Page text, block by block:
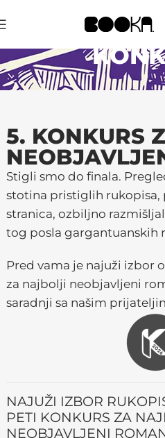
5. KONKURS
Stigli smo do finala.
stotina pristiglih rukopisa,
stranica, ozbiljno
tog posla gargantuanskih
Pred vama je najuži izbor
za najbolji neobjavljeni
saradnji sa našim
NAJUŽI IZBOR
PETI KONKURS ZA
NEOBJAVLJENI